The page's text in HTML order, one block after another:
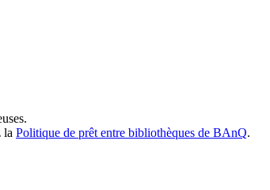
la Politique de prêt entre bibliothèques de BAnQ.